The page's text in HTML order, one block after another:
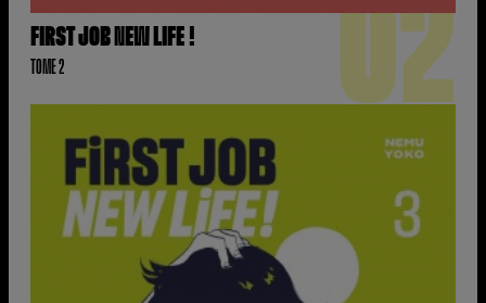
FIRST JOB NEW LIFE !
TOME 2 02